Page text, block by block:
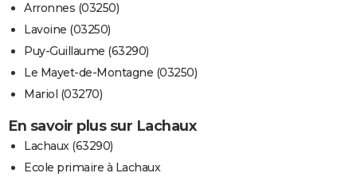
Arronnes (03250)
Lavoine (03250)
Puy-Guillaume (63290)
Le Mayet-de-Montagne (03250)
Mariol (03270)
En savoir plus sur Lachaux
Lachaux (63290)
Ecole primaire à Lachaux